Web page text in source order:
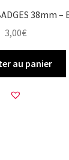
38mm –
3,00€
au panier